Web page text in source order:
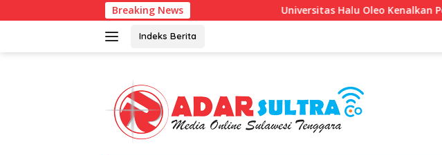
ke
Breaking News
Universitas Halu Oleo Kenalkan Pembelajaran Bahasa
Indeks Berita